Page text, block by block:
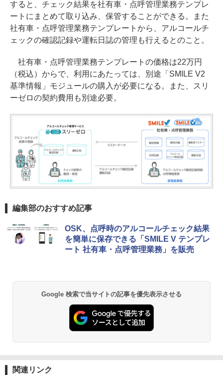
すると、チェック結果を社有車・点呼管理業務テンプレ
ートにまとめて取り込み、保管することができる。また
社有車・点呼管理業務テンプレートから、アルコールチ
ェックの確認記録や運転日誌の管理も行えるとのこと。
社有車・点呼管理業務テンプレートの価格は22万円
（税込）からで、利用にあたっては、別途「SMILE V2
基準情報」モジュールの購入が必要になる。また、スリ
ーゼロの契約費用も別途必要。
編集部のおすすめ記事
OSK、点呼時のアルコールチェック結果
を簡単に保存できる「SMILE V テンプレ
ート 社有車・点呼管理業務」を販売
Google 検索で当サイトの記事を優先表示させる
関連リンク